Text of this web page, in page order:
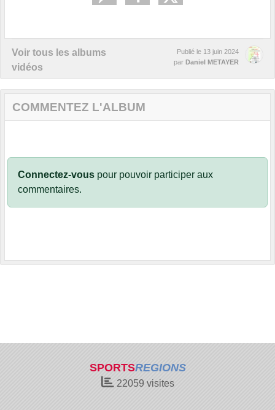
Voir tous les albums
vidéos
Publié le 13 juin 2024
par Daniel METAYER
COMMENTEZ L'ALBUM
Connectez-vous pour pouvoir participer aux
commentaires.
SPORTSREGIONS
22059 visites